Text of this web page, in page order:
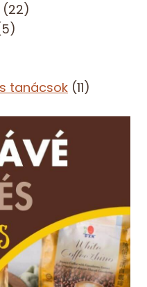
(22)
tanácsok (11)